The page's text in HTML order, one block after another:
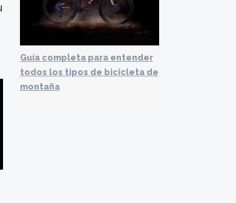
Guía completa para entender
todos los tipos de bicicleta de
montaña